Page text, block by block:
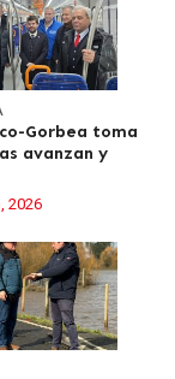
Gorbea toma
avanzan y
2026